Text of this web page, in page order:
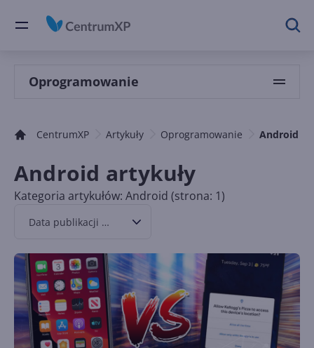
Oprogramowanie
CentrumXP Artykuły Oprogramowanie Android
Android artykuły
Kategoria artykułów: Android (strona: 1)
Data publikacji malejąco